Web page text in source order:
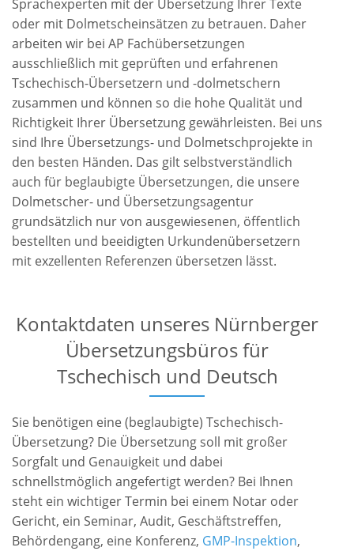
Sprachexperten mit der Übersetzung Ihrer Texte
oder mit Dolmetscheinsätzen zu betrauen. Daher
arbeiten wir bei AP Fachübersetzungen
ausschließlich mit geprüften und erfahrenen
Tschechisch-Übersetzern und -dolmetschern
zusammen und können so die hohe Qualität und
Richtigkeit Ihrer Übersetzung gewährleisten. Bei uns
sind Ihre Übersetzungs- und Dolmetschprojekte in
den besten Händen. Das gilt selbstverständlich
auch für beglaubigte Übersetzungen, die unsere
Dolmetscher- und Übersetzungsagentur
grundsätzlich nur von ausgewiesenen, öffentlich
bestellten und beeidigten Urkundenübersetzern
mit exzellenten Referenzen übersetzen lässt.
Kontaktdaten unseres Nürnberger
Übersetzungsbüros für
Tschechisch und Deutsch
Sie benötigen eine (beglaubigte) Tschechisch-
Übersetzung? Die Übersetzung soll mit großer
Sorgfalt und Genauigkeit und dabei
schnellstmöglich angefertigt werden? Bei Ihnen
steht ein wichtiger Termin bei einem Notar oder
Gericht, ein Seminar, Audit, Geschäftstreffen,
Behördengang, eine Konferenz, GMP-Inspektion,